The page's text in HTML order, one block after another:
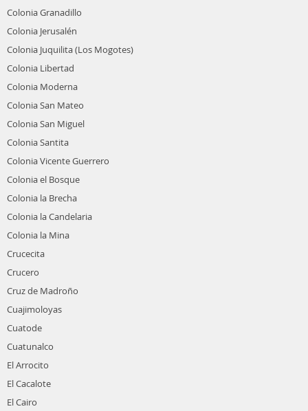
Colonia Granadillo
Colonia Jerusalén
Colonia Juquilita (Los Mogotes)
Colonia Libertad
Colonia Moderna
Colonia San Mateo
Colonia San Miguel
Colonia Santita
Colonia Vicente Guerrero
Colonia el Bosque
Colonia la Brecha
Colonia la Candelaria
Colonia la Mina
Crucecita
Crucero
Cruz de Madroño
Cuajimoloyas
Cuatode
Cuatunalco
El Arrocito
El Cacalote
El Cairo